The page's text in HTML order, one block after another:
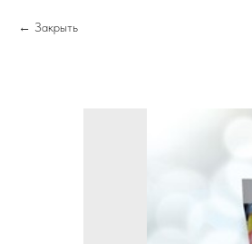
Закрыть